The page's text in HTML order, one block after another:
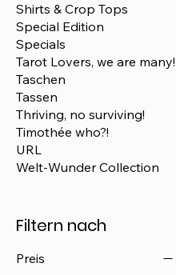
Shirts & Crop Tops
Special Edition
Specials
Tarot Lovers, we are many!
Taschen
Tassen
Thriving, no surviving!
Timothée who?!
URL
Welt-Wunder Collection
Filtern nach
Preis